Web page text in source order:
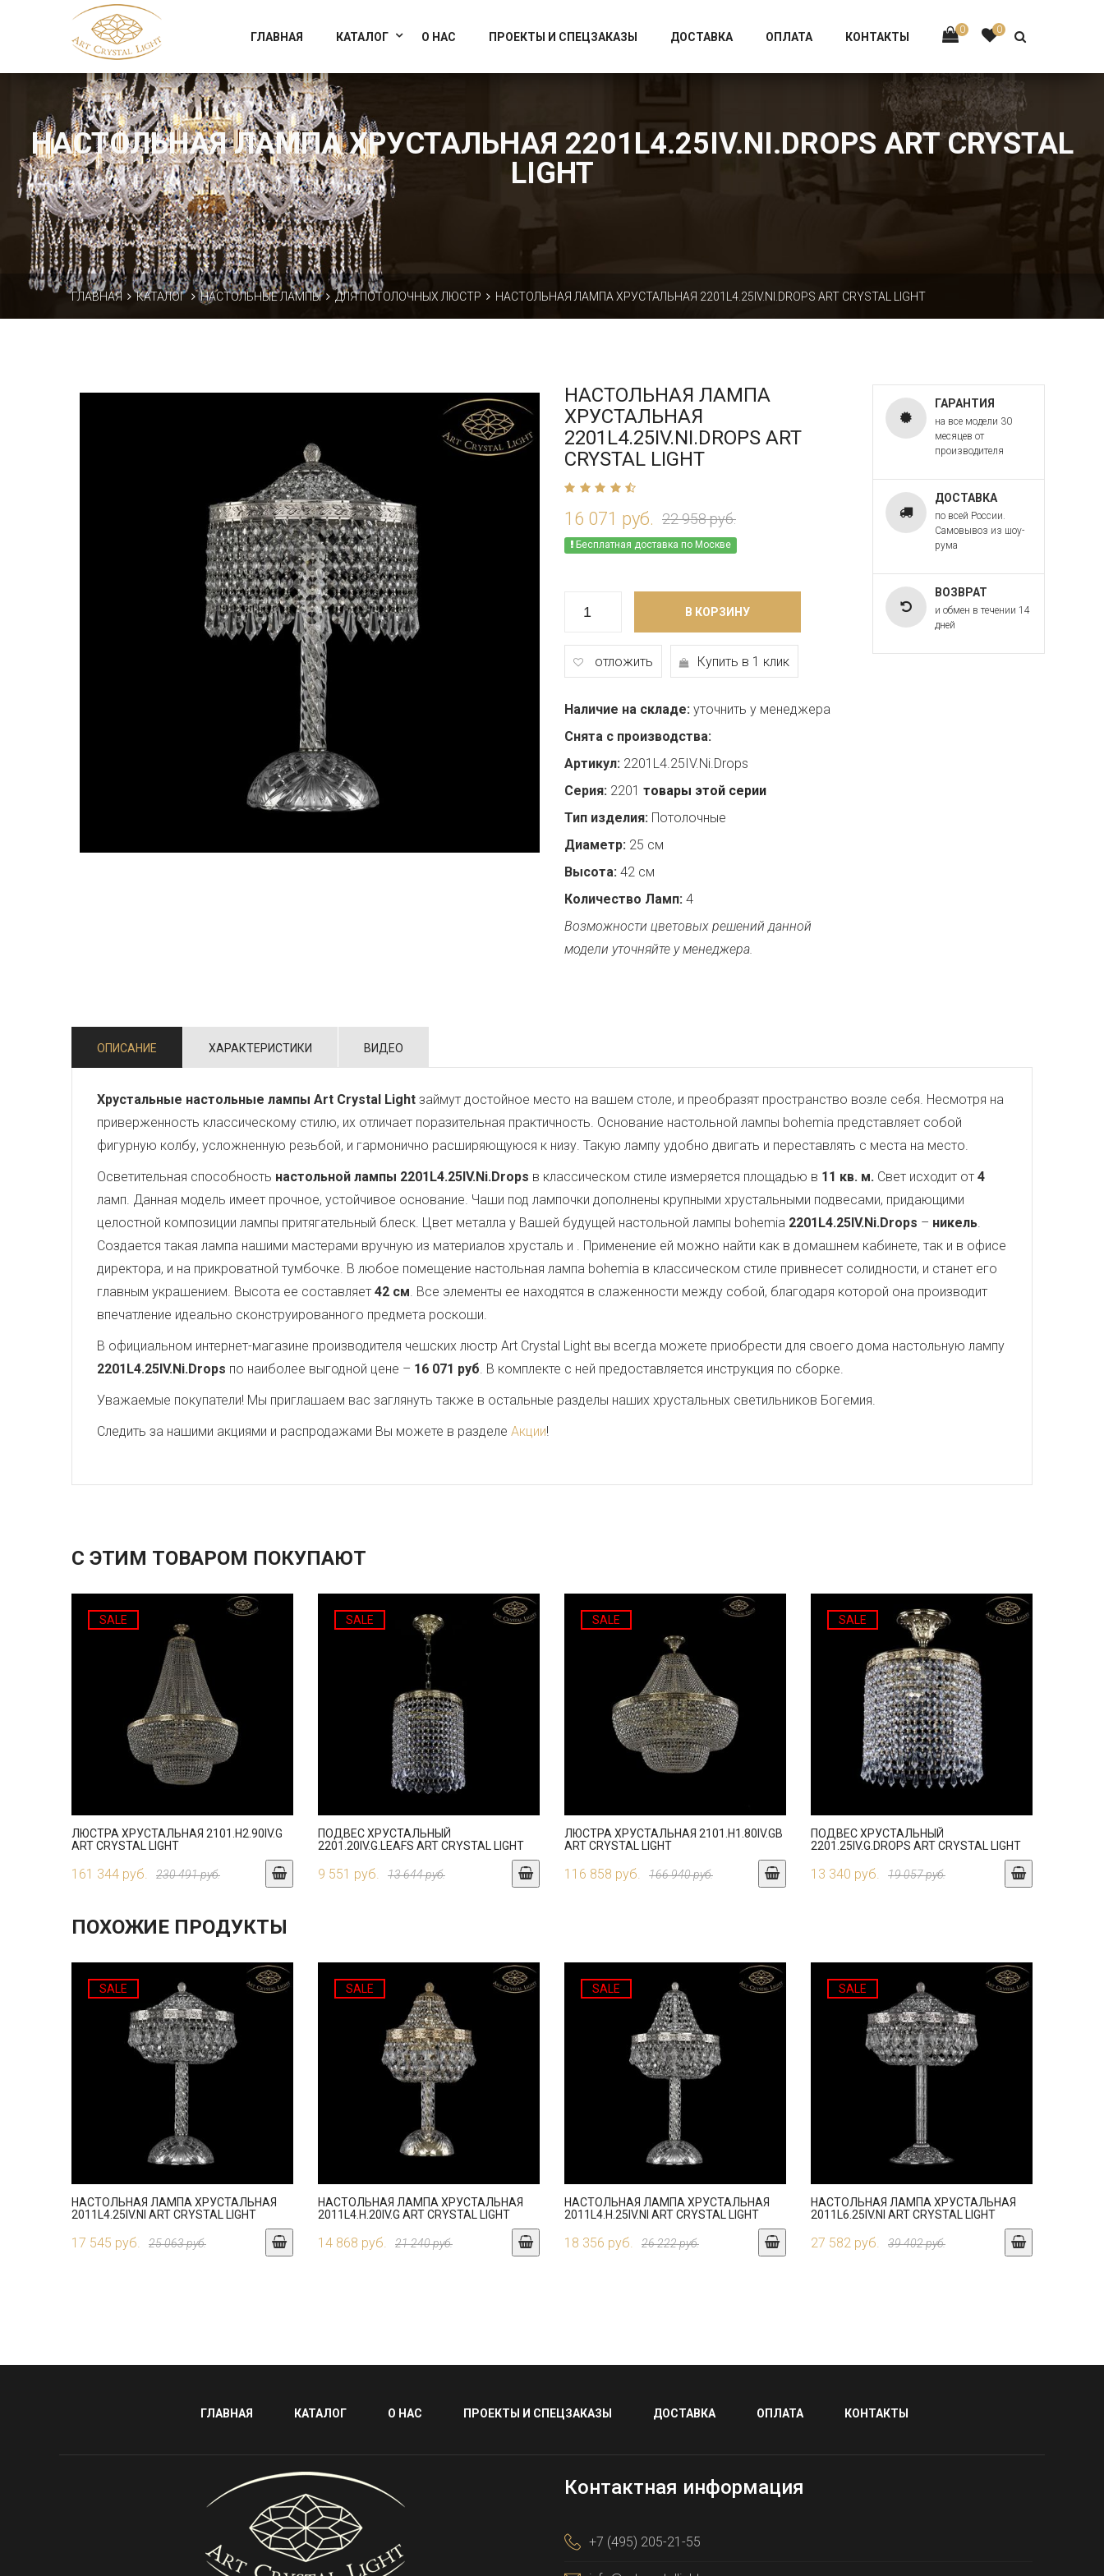
Официальный магазин фабрики Art Crystal Light
0 0
ГЛАВНАЯ КАТАЛОГ О НАС ПРОЕКТЫ И СПЕЦЗАКАЗЫ ДОСТАВКА ОПЛАТА КОНТАКТЫ
НАСТОЛЬНАЯ ЛАМПА ХРУСТАЛЬНАЯ 2201L4.25IV.NI.DROPS ART CRYSTAL
LIGHT
ГЛАВНАЯ КАТАЛОГ НАСТОЛЬНЫЕ ЛАМПЫ ДЛЯ ПОТОЛОЧНЫХ ЛЮСТР НАСТОЛЬНАЯ ЛАМПА ХРУСТАЛЬНАЯ 2201L4.25IV.NI.DROPS ART CRYSTAL LIGHT
НАСТОЛЬНАЯ ЛАМПА
ХРУСТАЛЬНАЯ
2201L4.25IV.NI.DROPS ART
CRYSTAL LIGHT
16 071 руб. 22 958 руб.
Бесплатная доставка по Москве
В КОРЗИНУ
отложить Купить в 1 клик
Наличие на складе: уточнить у менеджера
Снята с производства:
Артикул: 2201L4.25IV.Ni.Drops
Серия: 2201 товары этой серии
Тип изделия: Потолочные
Диаметр: 25 см
Высота: 42 см
Количество Ламп: 4
Возможности цветовых решений данной
модели уточняйте у менеджера.
ГАРАНТИЯ
на все модели 30
месяцев от
производителя
ДОСТАВКА
по всей России.
Самовывоз из шоу-
рума
ВОЗВРАТ
и обмен в течении 14
дней
ОПИСАНИЕ ХАРАКТЕРИСТИКИ ВИДЕО
Хрустальные настольные лампы Art Crystal Light займут достойное место на вашем столе, и преобразят пространство возле себя. Несмотря на
приверженность классическому стилю, их отличает поразительная практичность. Основание настольной лампы bohemia представляет собой
фигурную колбу, усложненную резьбой, и гармонично расширяющуюся к низу. Такую лампу удобно двигать и переставлять с места на место.
Осветительная способность настольной лампы 2201L4.25IV.Ni.Drops в классическом стиле измеряется площадью в 11 кв. м. Свет исходит от 4
ламп. Данная модель имеет прочное, устойчивое основание. Чаши под лампочки дополнены крупными хрустальными подвесами, придающими
целостной композиции лампы притягательный блеск. Цвет металла у Вашей будущей настольной лампы bohemia 2201L4.25IV.Ni.Drops – никель.
Создается такая лампа нашими мастерами вручную из материалов хрусталь и . Применение ей можно найти как в домашнем кабинете, так и в офисе
директора, и на прикроватной тумбочке. В любое помещение настольная лампа bohemia в классическом стиле привнесет солидности, и станет его
главным украшением. Высота ее составляет 42 см. Все элементы ее находятся в слаженности между собой, благодаря которой она производит
впечатление идеально сконструированного предмета роскоши.
В официальном интернет-магазине производителя чешских люстр Art Crystal Light вы всегда можете приобрести для своего дома настольную лампу
2201L4.25IV.Ni.Drops по наиболее выгодной цене – 16 071 руб. В комплекте с ней предоставляется инструкция по сборке.
Уважаемые покупатели! Мы приглашаем вас заглянуть также в остальные разделы наших хрустальных светильников Богемия.
Следить за нашими акциями и распродажами Вы можете в разделе Акции!
С ЭТИМ ТОВАРОМ ПОКУПАЮТ
SALE
ЛЮСТРА ХРУСТАЛЬНАЯ 2101.H2.90IV.G
ART CRYSTAL LIGHT
161 344 руб. 230 491 руб.
SALE
ПОДВЕС ХРУСТАЛЬНЫЙ
2201.20IV.G.LEAFS ART CRYSTAL LIGHT
9 551 руб. 13 644 руб.
SALE
ЛЮСТРА ХРУСТАЛЬНАЯ 2101.H1.80IV.GB
ART CRYSTAL LIGHT
116 858 руб. 166 940 руб.
SALE
ПОДВЕС ХРУСТАЛЬНЫЙ
2201.25IV.G.DROPS ART CRYSTAL LIGHT
13 340 руб. 19 057 руб.
ПОХОЖИЕ ПРОДУКТЫ
SALE
НАСТОЛЬНАЯ ЛАМПА ХРУСТАЛЬНАЯ
2011L4.25IV.NI ART CRYSTAL LIGHT
17 545 руб. 25 063 руб.
SALE
НАСТОЛЬНАЯ ЛАМПА ХРУСТАЛЬНАЯ
2011L4.H.20IV.G ART CRYSTAL LIGHT
14 868 руб. 21 240 руб.
SALE
НАСТОЛЬНАЯ ЛАМПА ХРУСТАЛЬНАЯ
2011L4.H.25IV.NI ART CRYSTAL LIGHT
18 356 руб. 26 222 руб.
SALE
НАСТОЛЬНАЯ ЛАМПА ХРУСТАЛЬНАЯ
2011L6.25IV.NI ART CRYSTAL LIGHT
27 582 руб. 39 402 руб.
ГЛАВНАЯ КАТАЛОГ О НАС ПРОЕКТЫ И СПЕЦЗАКАЗЫ ДОСТАВКА ОПЛАТА КОНТАКТЫ
Контактная информация
+7 (495) 205-21-55